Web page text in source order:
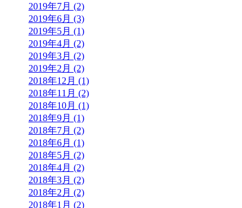
2019年7月 (2)
2019年6月 (3)
2019年5月 (1)
2019年4月 (2)
2019年3月 (2)
2019年2月 (2)
2018年12月 (1)
2018年11月 (2)
2018年10月 (1)
2018年9月 (1)
2018年7月 (2)
2018年6月 (1)
2018年5月 (2)
2018年4月 (2)
2018年3月 (2)
2018年2月 (2)
2018年1月 (2)